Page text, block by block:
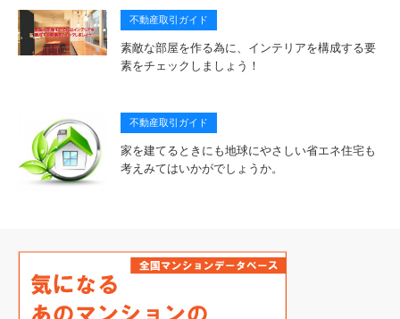
不動産取引ガイド
素敵な部屋を作る為に、インテリアを構成する要
素をチェックしましょう！
不動産取引ガイド
家を建てるときにも地球にやさしい省エネ住宅も
考えみてはいかがでしょうか。